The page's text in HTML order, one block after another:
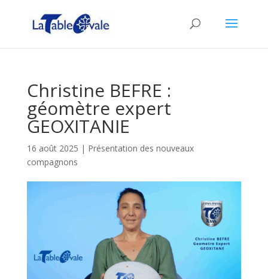
Christine BEFRE :
géomètre expert
GEOXITANIE
16 août 2025 | Présentation des nouveaux
compagnons